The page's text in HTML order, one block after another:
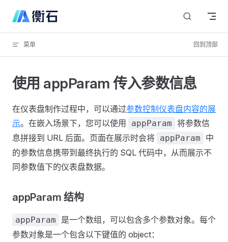
Skip to content
菜单 回到顶部
使用 appParam 传入参数信息
在仪表盘制作过程中，可以通过参数控制仪表盘内容的展
示。在嵌入场景下，您可以使用 appParam 将参数信
息拼接到 URL 后面。页面在展示时会将 appParam
中
的参数信息携带到最终执行的 SQL 代码中，从而展示不
同参数值下的仪表盘数据。
appParam 结构
appParam
是一个数组，可以包含多个参数对象。每个
参数对象是一个包含以下键值的 object：